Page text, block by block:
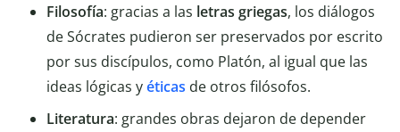
Filosofía: gracias a las letras griegas, los diálogos
de Sócrates pudieron ser preservados por escrito
por sus discípulos, como Platón, al igual que las
ideas lógicas yéticas de otros filósofos.
Literatura: grandes obras dejaron de depender